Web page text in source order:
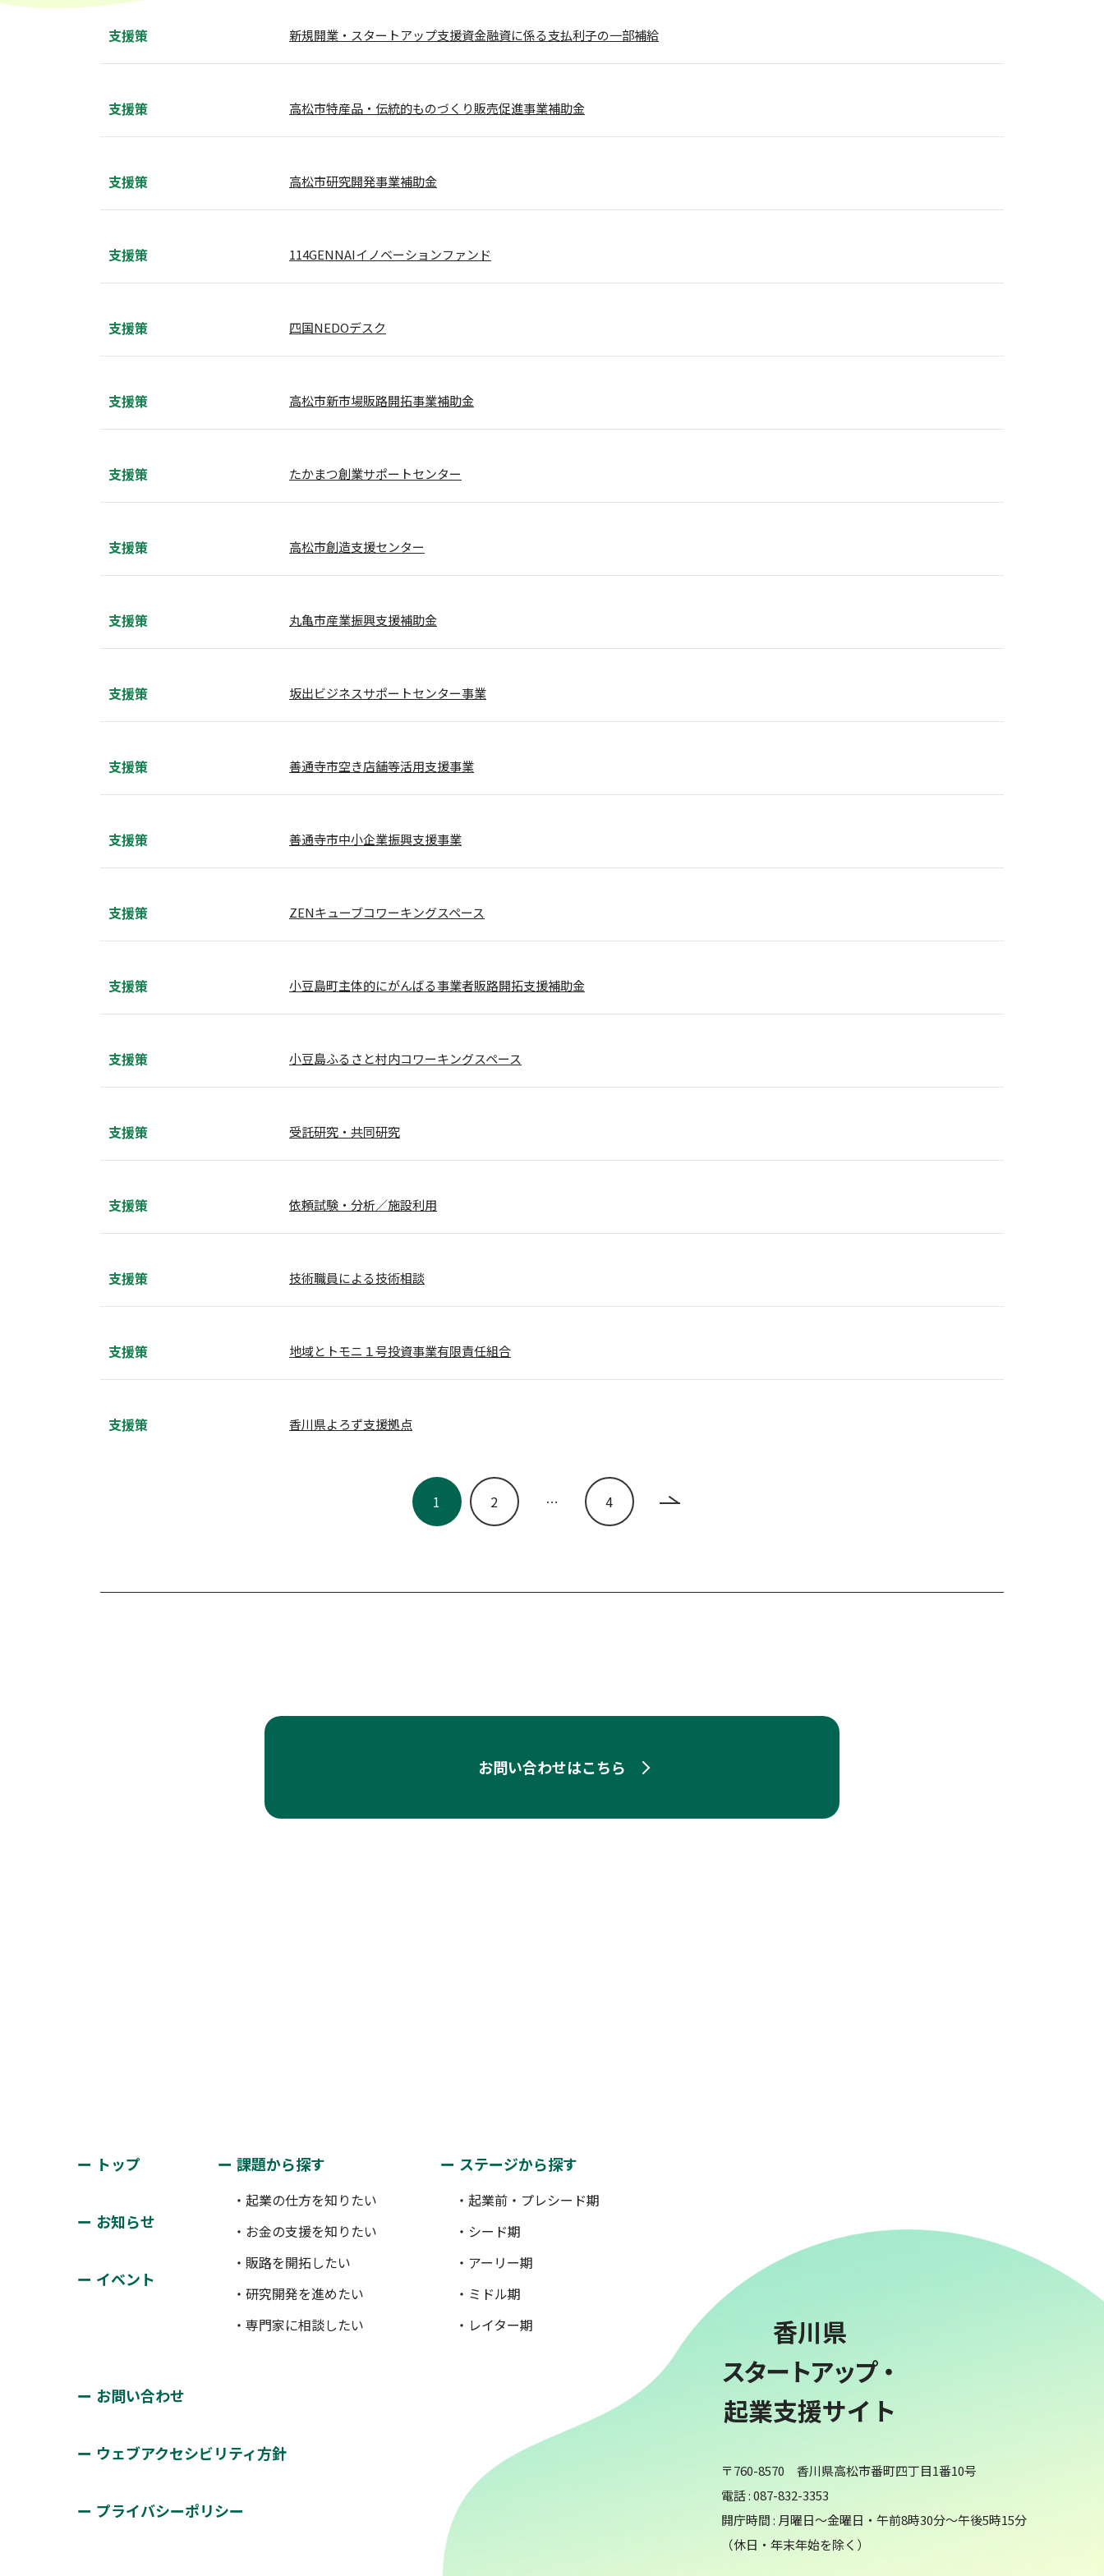
支援策 新規開業・スタートアップ支援資金融資に係る支払利子の一部補給
支援策 高松市特産品・伝統的ものづくり販売促進事業補助金
支援策 高松市研究開発事業補助金
支援策 114GENNAIイノベーションファンド
支援策 四国NEDOデスク
支援策 高松市新市場販路開拓事業補助金
支援策 たかまつ創業サポートセンター
支援策 高松市創造支援センター
支援策 丸亀市産業振興支援補助金
支援策 坂出ビジネスサポートセンター事業
支援策 善通寺市空き店舗等活用支援事業
支援策 善通寺市中小企業振興支援事業
支援策 ZENキューブコワーキングスペース
支援策 小豆島町主体的にがんばる事業者販路開拓支援補助金
支援策 小豆島ふるさと村内コワーキングスペース
支援策 受託研究・共同研究
支援策 依頼試験・分析／施設利用
支援策 技術職員による技術相談
支援策 地域とトモニ１号投資事業有限責任組合
支援策 香川県よろず支援拠点
1 2 … 4
お問い合わせはこちら
トップ
お知らせ
イベント
課題から探す
・起業の仕方を知りたい
・お金の支援を知りたい
・販路を開拓したい
・研究開発を進めたい
・専門家に相談したい
ステージから探す
・起業前・プレシード期
・シード期
・アーリー期
・ミドル期
・レイター期
お問い合わせ
ウェブアクセシビリティ方針
プライバシーポリシー
香川県
スタートアップ・
起業支援サイト
〒760-8570 香川県高松市番町四丁目1番10号
電話 : 087-832-3353
開庁時間 : 月曜日～金曜日・午前8時30分～午後5時15分
（休日・年末年始を除く）